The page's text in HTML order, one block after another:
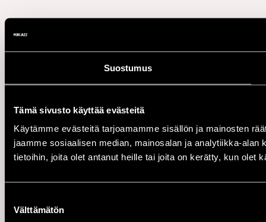
Suostumus
Tämä sivusto käyttää evästeitä
Käytämme evästeitä tarjoamamme sisällön ja mainosten
jaamme sosiaalisen median, mainosalan ja analytiikka-
tietoihin, joita olet antanut heille tai joita on kerätty, kun olet
valinta
Välttämätön